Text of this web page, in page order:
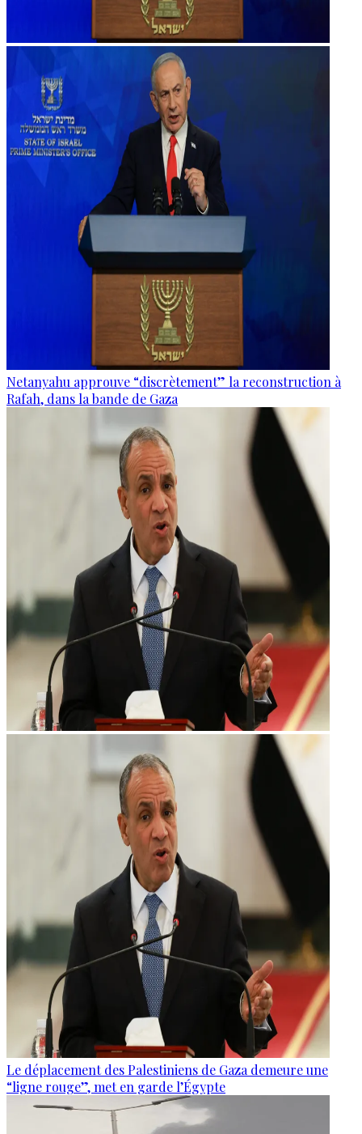
Netanyahu approuve “discrètement” la reconstruction à
Rafah, dans la bande de Gaza
Le déplacement des Palestiniens de Gaza demeure une
“ligne rouge”, met en garde l’Égypte